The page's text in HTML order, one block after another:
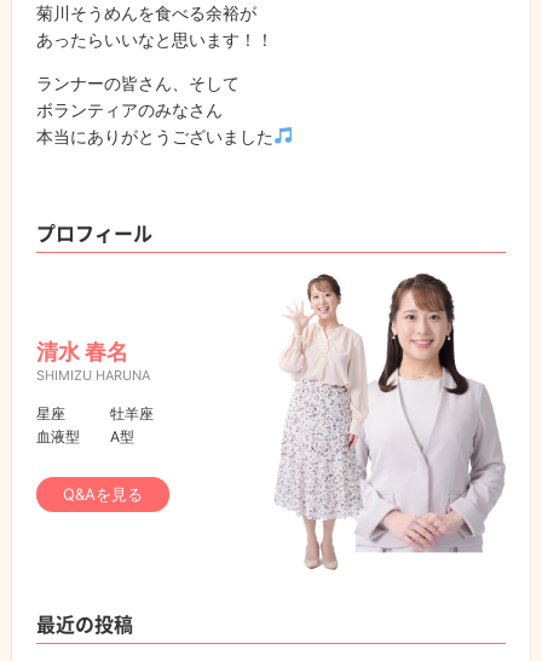
菊川そうめんを食べる余裕が
あったらいいなと思います！！
ランナーの皆さん、そして
ボランティアのみなさん
本当にありがとうございました
プロフィール
清水 春名
SHIMIZU HARUNA
星座
牡羊座
血液型
A型
Q&Aを見る
最近の投稿